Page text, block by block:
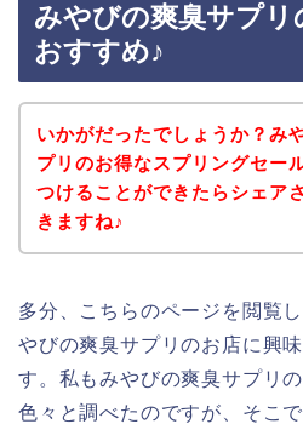
みやびの爽臭サプリ
おすすめ♪
いかがだったでしょうか？み
プリのお得なスプリングセー
つけることができたらシェア
きますね♪
多分、こちらのページを閲覧
やびの爽臭サプリのお店に興
す。私もみやびの爽臭サプリ
色々と調べたのですが、そこ